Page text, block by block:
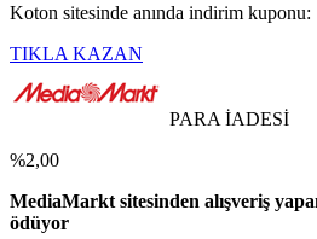
Koton sitesinde anında indirim
TIKLA KAZAN
PARA İADESİ
%2,00
MediaMarkt sitesinden alışveriş
ödüyor